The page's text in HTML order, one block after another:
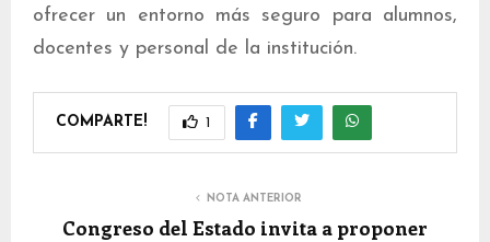
ofrecer un entorno más seguro para alumnos,
docentes y personal de la institución.
COMPARTE! 1
NOTA ANTERIOR
Congreso del Estado invita a proponer